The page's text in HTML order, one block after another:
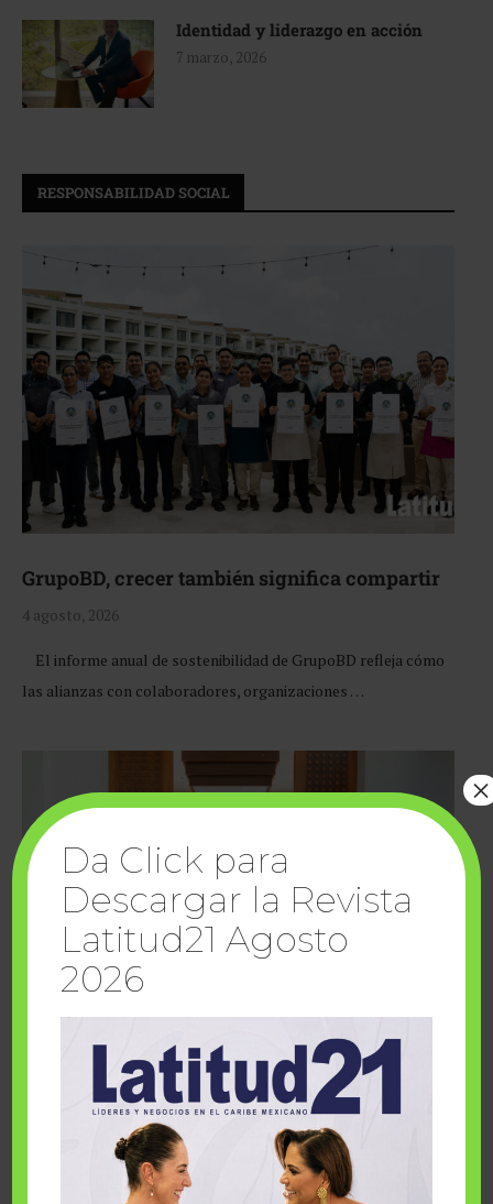
Identidad y liderazgo en acción
7 marzo, 2026
RESPONSABILIDAD SOCIAL
GrupoBD, crecer también significa compartir
4 agosto, 2026
El informe anual de sostenibilidad de GrupoBD refleja cómo
las alianzas con colaboradores, organizaciones …
Cuando la solidaridad inspira; cumplen
sueños Fairmont Mayakoba y Make-A-Wish
Da Click para
Descargar la Revista
Latitud21 Agosto
2026
×